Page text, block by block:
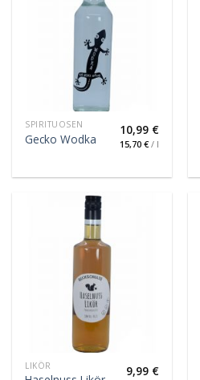
SPIRITUOSEN
Gecko Wodka
10,99 €
15,70 €/ l
LIKÖR 9,99 €